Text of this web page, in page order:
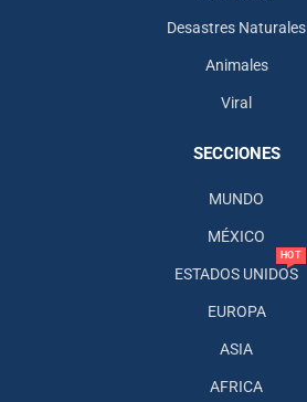
Desastres Naturales
Animales
Viral
SECCIONES
MUNDO
MÉXICO
ESTADOS UNIDOS
HOT
EUROPA
ASIA
AFRICA